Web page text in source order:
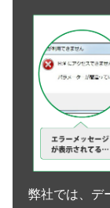
弊社では、デ